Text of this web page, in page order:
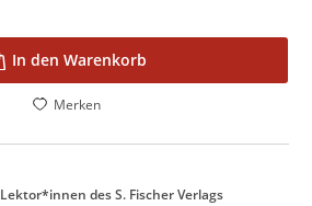
In den Warenkorb
Merken
Lektor*innen des S. Fischer Verlags